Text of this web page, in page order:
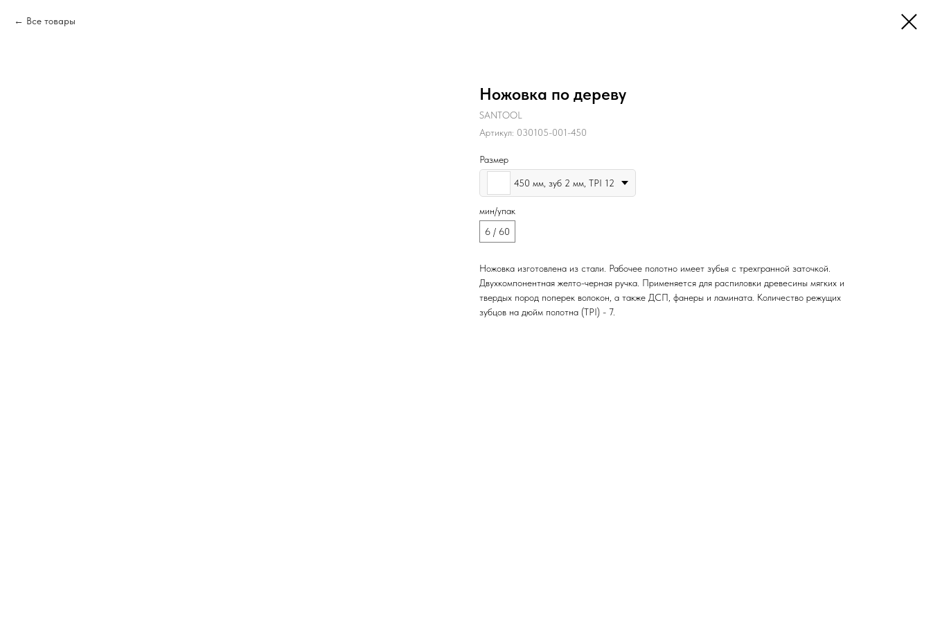
Все товары
Ножовка по дереву
SANTOOL
Артикул: 030105-001-450
Размер
450 мм, зуб 2 мм, TPI 12
мин/упак
6 / 60
Ножовка изготовлена из стали. Рабочее полотно имеет зубья с трехгранной заточкой.
Двухкомпонентная желто-черная ручка. Применяется для распиловки древесины мягких и
твердых пород поперек волокон, а также ДСП, фанеры и ламината. Количество режущих
зубцов на дюйм полотна (TPI) - 7.